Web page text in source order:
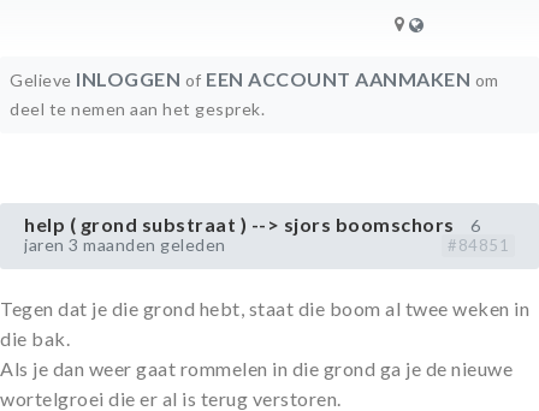
Gelieve INLOGGEN of EEN ACCOUNT AANMAKEN om
deel te nemen aan het gesprek.
help ( grond substraat ) --> sjors boomschors
6
jaren 3 maanden geleden
#84851
Tegen dat je die grond hebt, staat die boom al twee weken in
die bak.
Als je dan weer gaat rommelen in die grond ga je de nieuwe
wortelgroei die er al is terug verstoren.